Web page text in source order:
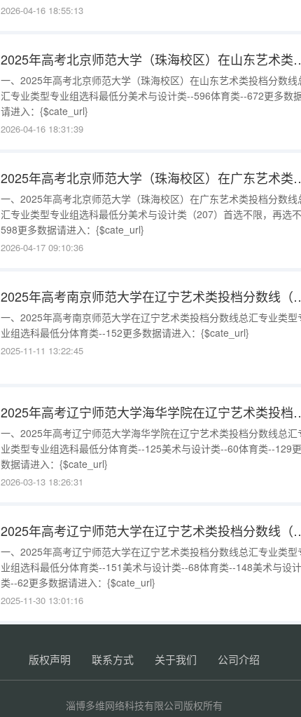
2026-04-16 18:55:13
2025年高考北京师范大学
一、2025年高考北京师范大学（珠海校区）在山东艺术类投档分数线
汇专业类型专业组选科最低分美术与设计类--596体育类--672更多数
请进入：{$cate_url}
2026-04-16 18:31:39
2025年高考北京师范大学
一、2025年高考北京师范大学（珠海校区）在广东艺术类投档分数线
汇专业类型专业组选科最低分美术与设计类（207）首选不限，再选
598更多数据请进入：{$cate_url}
2026-04-17 09:10:36
2025年高考南京师范
一、2025年高考南京师范大学在辽宁艺术类投档分数线总汇专业类型
业组选科最低分体育类--152更多数据请进入：{$cate_url}
2025-11-11 13:22:45
2025年高考辽宁师范大学
一、2025年高考辽宁师范大学海华学院在辽宁艺术类投档分数线总汇
业类型专业组选科最低分体育类--125美术与设计类--60体育类--129
数据请进入：{$cate_url}
2026-03-13 18:26:31
2025年高考辽宁师范
一、2025年高考辽宁师范大学在辽宁艺术类投档分数线总汇专业类型
业组选科最低分体育类--151美术与设计类--68体育类--148美术与设计
类--62更多数据请进入：{$cate_url}
2025-11-30 13:01:16
版权声明 联系方式 关于我们 公司介绍
淄博多维网络科技有限公司版权所有